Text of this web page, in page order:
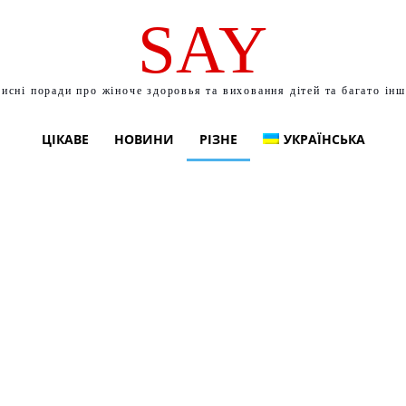
SAY
поради про жіноче здоровья та виховання дітей та багато
ЦІКАВЕ НОВИНИ РІЗНЕ УКРАЇНСЬКА